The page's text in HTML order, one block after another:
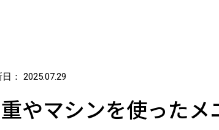
： 2025.07.29
やマシンを使ったメ